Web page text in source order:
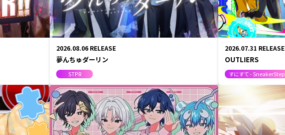
STPR所属クリエイター
もりうさ
みかさくん
明雷 らいと
2026.08.06 RELEASE
夢んちゅダーリン
STPR
2026.07.31 RELEASE
OUTLIERS
すにすて - SneakerStep